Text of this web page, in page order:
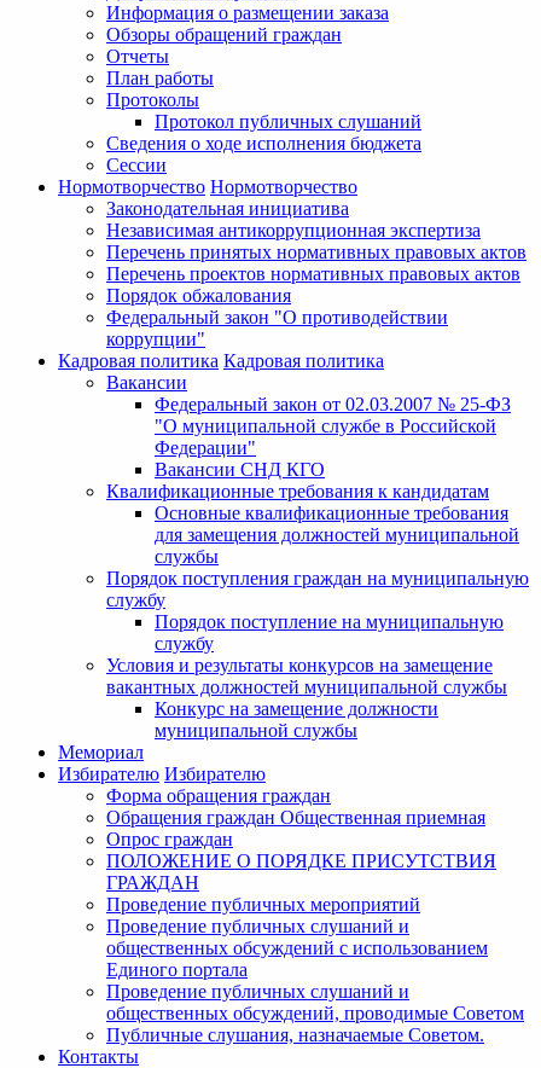
Информация о размещении заказа
Обзоры обращений граждан
Отчеты
План работы
Протоколы
Протокол публичных слушаний
Сведения о ходе исполнения бюджета
Сессии
Нормотворчество Нормотворчество
Законодательная инициатива
Независимая антикоррупционная экспертиза
Перечень принятых нормативных правовых актов
Перечень проектов нормативных правовых актов
Порядок обжалования
Федеральный закон "О противодействии
коррупции"
Кадровая политика Кадровая политика
Вакансии
Федеральный закон от 02.03.2007 № 25-ФЗ
"О муниципальной службе в Российской
Федерации"
Вакансии СНД КГО
Квалификационные требования к кандидатам
Основные квалификационные требования
для замещения должностей муниципальной
службы
Порядок поступления граждан на муниципальную
службу
Порядок поступление на муниципальную
службу
Условия и результаты конкурсов на замещение
вакантных должностей муниципальной службы
Конкурс на замещение должности
муниципальной службы
Мемориал
Избирателю Избирателю
Форма обращения граждан
Обращения граждан Общественная приемная
Опрос граждан
ПОЛОЖЕНИЕ О ПОРЯДКЕ ПРИСУТСТВИЯ
ГРАЖДАН
Проведение публичных мероприятий
Проведение публичных слушаний и
общественных обсуждений с использованием
Единого портала
Проведение публичных слушаний и
общественных обсуждений, проводимые Советом
Публичные слушания, назначаемые Советом.
Контакты